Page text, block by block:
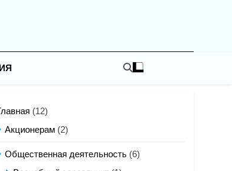
(12)
Акционерам (2)
Общественная деятельность (6)